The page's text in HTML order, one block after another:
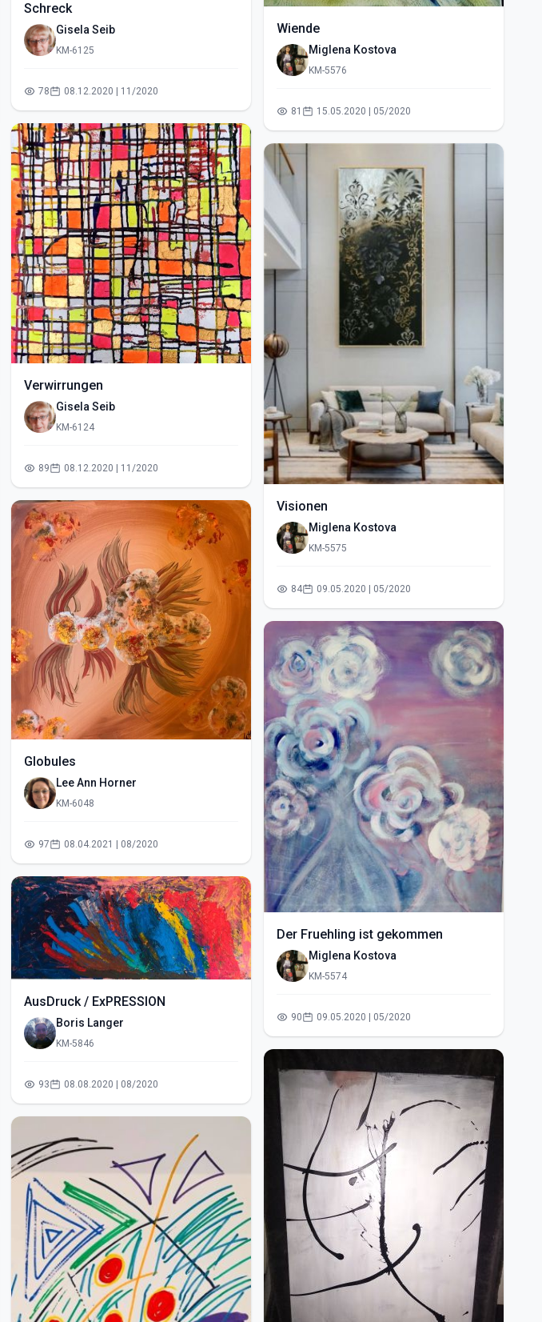
Schreck
Gisela Seib
KM-6125
78 08.12.2020 | 11/2020
Verwirrungen
Gisela Seib
KM-6124
89 08.12.2020 | 11/2020
Globules
Lee Ann Horner
KM-6048
97 08.04.2021 | 08/2020
AusDruck / ExPRESSION
Boris Langer
KM-5846
93 08.08.2020 | 08/2020
Wiende
Miglena Kostova
KM-5576
81 15.05.2020 | 05/2020
Visionen
Miglena Kostova
KM-5575
84 09.05.2020 | 05/2020
Der Fruehling ist gekommen
Miglena Kostova
KM-5574
90 09.05.2020 | 05/2020